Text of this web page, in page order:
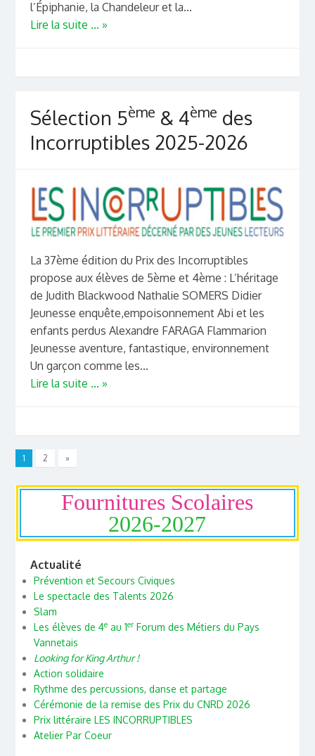
l’Épiphanie, la Chandeleur et la...
Lire la suite ... »
Sélection 5ème & 4ème des
Incorruptibles 2025-2026
La 37ème édition du Prix des Incorruptibles
propose aux élèves de 5ème et 4ème : L’héritage
de Judith Blackwood Nathalie SOMERS Didier
Jeunesse enquête,empoisonnement Abi et les
enfants perdus Alexandre FARAGA Flammarion
Jeunesse aventure, fantastique, environnement
Un garçon comme les...
Lire la suite ... »
1 2 »
Fournitures Scolaires
2026-2027
Actualité
Prévention et Secours Civiques
Le spectacle des Talents 2026
Slam
Les élèves de 4eau 1erForum des Métiers du Pays
Vannetais
Looking for King Arthur !
Action solidaire
Rythme des percussions, danse et partage
Cérémonie de la remise des Prix du CNRD 2026
Prix littéraire LES INCORRUPTIBLES
Atelier Par Coeur